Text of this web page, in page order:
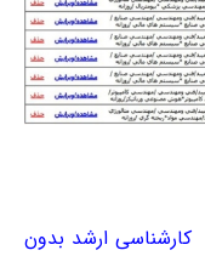
کارشناسی ارشد بدون